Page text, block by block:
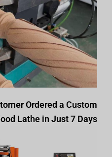
Ordered a Custom
Lathe in Just 7 Days